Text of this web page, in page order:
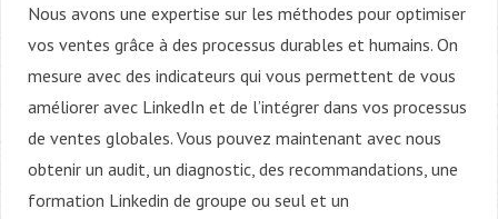
Nous avons une expertise sur les méthodes pour optimiser
vos ventes grâce à des processus durables et humains. On
mesure avec des indicateurs qui vous permettent de vous
améliorer avec LinkedIn et de l’intégrer dans vos processus
de ventes globales. Vous pouvez maintenant avec nous
obtenir un audit, un diagnostic, des recommandations, une
formation Linkedin de groupe ou seul et un